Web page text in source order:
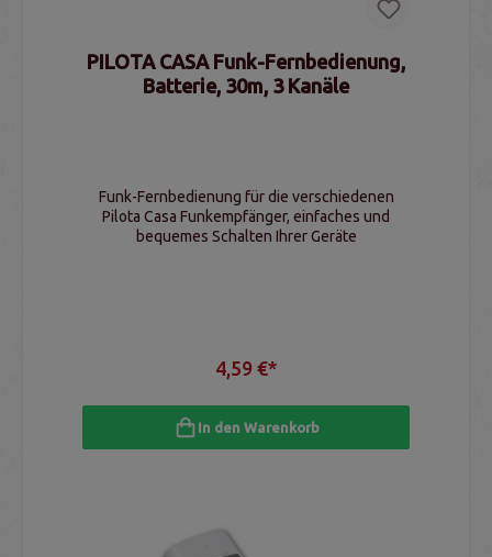
PILOTA CASA Funk-Fernbedienung,
Batterie, 30m, 3 Kanäle
Funk-Fernbedienung für die verschiedenen
Pilota Casa Funkempfänger, einfaches und
bequemes Schalten Ihrer Geräte
4,59 €*
In den Warenkorb